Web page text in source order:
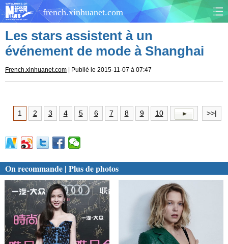
french.xinhuanet.com
CHINE
SANTÉ SPORTS
SCI&TECH
TOURISME
DOSSIERS PHOTOS
VIDÉOS
Les stars assistent à un
événement de mode à Shanghai
French.xinhuanet.com | Publié le 2015-11-07 à 07:47
1 2 3 4 5 6 7 8 9 10 >>|
On recommande | Plus de photos